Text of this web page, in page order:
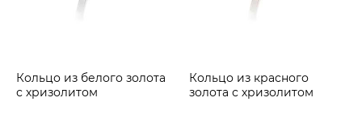
Кольцо из белого золота
с хризолитом
Кольцо из красного
золота с хризолитом